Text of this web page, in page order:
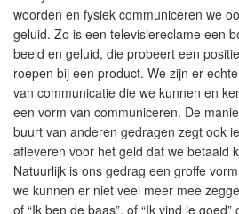
woorden en fysiek communiceren we
geluid. Zo is een televisiereclame een
beeld en geluid, die probeert een
roepen bij een product. We zijn er
van communicatie die we kunnen en
een vorm van communiceren. De
buurt van anderen gedragen zegt ook
afleveren voor het geld dat we betaald
Natuurlijk is ons gedrag een groffe
we kunnen er niet veel meer mee
of “Ik ben de baas”, of “Ik vind je goed”